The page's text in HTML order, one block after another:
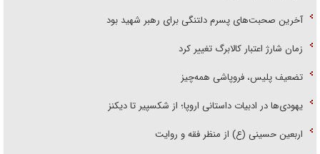
آخرین صحبت‌های پسرم دلتنگی برای رهبر شهید بود
زمان شارژ اعتبار کالابرگ تغییر کرد
تضعیف پلیس، فروپاشی همه‌چیز
یهودی‌ها در ادبیات داستانی اروپا؛ از شکسپیر تا دیکنز
اربعین حسینی (ع) از منظر فقه و روایت